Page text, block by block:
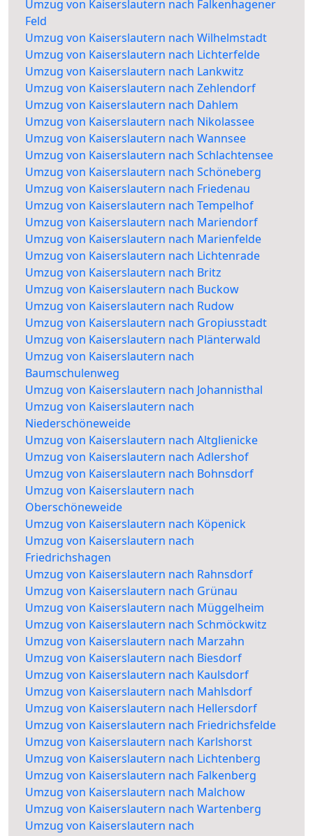
Umzug von Kaiserslautern nach Falkenhagener
Feld
Umzug von Kaiserslautern nach Wilhelmstadt
Umzug von Kaiserslautern nach Lichterfelde
Umzug von Kaiserslautern nach Lankwitz
Umzug von Kaiserslautern nach Zehlendorf
Umzug von Kaiserslautern nach Dahlem
Umzug von Kaiserslautern nach Nikolassee
Umzug von Kaiserslautern nach Wannsee
Umzug von Kaiserslautern nach Schlachtensee
Umzug von Kaiserslautern nach Schöneberg
Umzug von Kaiserslautern nach Friedenau
Umzug von Kaiserslautern nach Tempelhof
Umzug von Kaiserslautern nach Mariendorf
Umzug von Kaiserslautern nach Marienfelde
Umzug von Kaiserslautern nach Lichtenrade
Umzug von Kaiserslautern nach Britz
Umzug von Kaiserslautern nach Buckow
Umzug von Kaiserslautern nach Rudow
Umzug von Kaiserslautern nach Gropiusstadt
Umzug von Kaiserslautern nach Plänterwald
Umzug von Kaiserslautern nach
Baumschulenweg
Umzug von Kaiserslautern nach Johannisthal
Umzug von Kaiserslautern nach
Niederschöneweide
Umzug von Kaiserslautern nach Altglienicke
Umzug von Kaiserslautern nach Adlershof
Umzug von Kaiserslautern nach Bohnsdorf
Umzug von Kaiserslautern nach
Oberschöneweide
Umzug von Kaiserslautern nach Köpenick
Umzug von Kaiserslautern nach
Friedrichshagen
Umzug von Kaiserslautern nach Rahnsdorf
Umzug von Kaiserslautern nach Grünau
Umzug von Kaiserslautern nach Müggelheim
Umzug von Kaiserslautern nach Schmöckwitz
Umzug von Kaiserslautern nach Marzahn
Umzug von Kaiserslautern nach Biesdorf
Umzug von Kaiserslautern nach Kaulsdorf
Umzug von Kaiserslautern nach Mahlsdorf
Umzug von Kaiserslautern nach Hellersdorf
Umzug von Kaiserslautern nach Friedrichsfelde
Umzug von Kaiserslautern nach Karlshorst
Umzug von Kaiserslautern nach Lichtenberg
Umzug von Kaiserslautern nach Falkenberg
Umzug von Kaiserslautern nach Malchow
Umzug von Kaiserslautern nach Wartenberg
Umzug von Kaiserslautern nach